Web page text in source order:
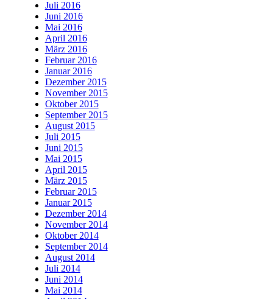
Juli 2016
Juni 2016
Mai 2016
April 2016
März 2016
Februar 2016
Januar 2016
Dezember 2015
November 2015
Oktober 2015
September 2015
August 2015
Juli 2015
Juni 2015
Mai 2015
April 2015
März 2015
Februar 2015
Januar 2015
Dezember 2014
November 2014
Oktober 2014
September 2014
August 2014
Juli 2014
Juni 2014
Mai 2014